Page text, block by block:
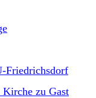
Friedrichsdorf
Kirche zu Gast